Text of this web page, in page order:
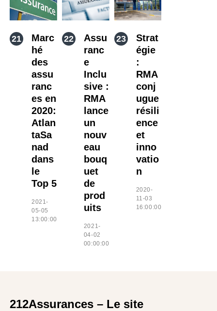
Marc
hé
des
assu
ranc
es en
2020:
Atlan
taSa
nad
dans
le
Top 5
2021-
05-05
13:00:00
Assu
ranc
e
Inclu
sive :
RMA
lance
un
nouv
eau
bouq
uet
de
prod
uits
2021-
04-02
00:00:00
Strat
égie
:
RMA
conj
ugue
résili
ence
et
inno
vatio
n
2020-
11-03
16:00:00
212Assurances – Le site